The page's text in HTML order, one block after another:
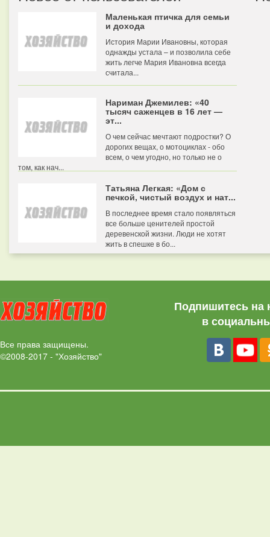
Маленькая птичка для семьи
и дохода
История Марии Ивановны, которая
однажды устала – и позволила себе
жить легче Мария Ивановна всегда
считала...
Нариман Джемилев: «40
тысяч саженцев в 16 лет —
эт...
О чем сейчас мечтают подростки? О
дорогих вещах, о мотоциклах - обо
всем, о чем угодно, но только не о
том, как нач...
Татьяна Легкая: «Дом с
печкой, чистый воздух и нат...
В последнее время стало появляться
все больше ценителей простой
деревенской жизни. Люди не хотят
жить в спешке в бо...
Все права защищены.
©2008-2017 - "Хозяйство"
Подпишитесь на
в